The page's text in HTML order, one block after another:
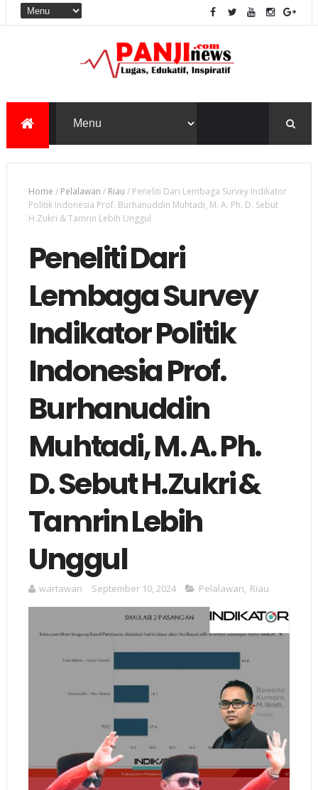
Home / Pelalawan / Riau / Peneliti Dari Lembaga Survey Indikator
Politik Indonesia Prof. Burhanuddin Muhtadi, M. A. Ph. D. Sebut
H.Zukri & Tamrin Lebih Unggul
Peneliti Dari
Lembaga Survey
Indikator Politik
Indonesia Prof.
Burhanuddin
Muhtadi, M. A. Ph.
D. Sebut H.Zukri &
Tamrin Lebih
Unggul
wartawan September 10, 2024 Pelalawan Riau